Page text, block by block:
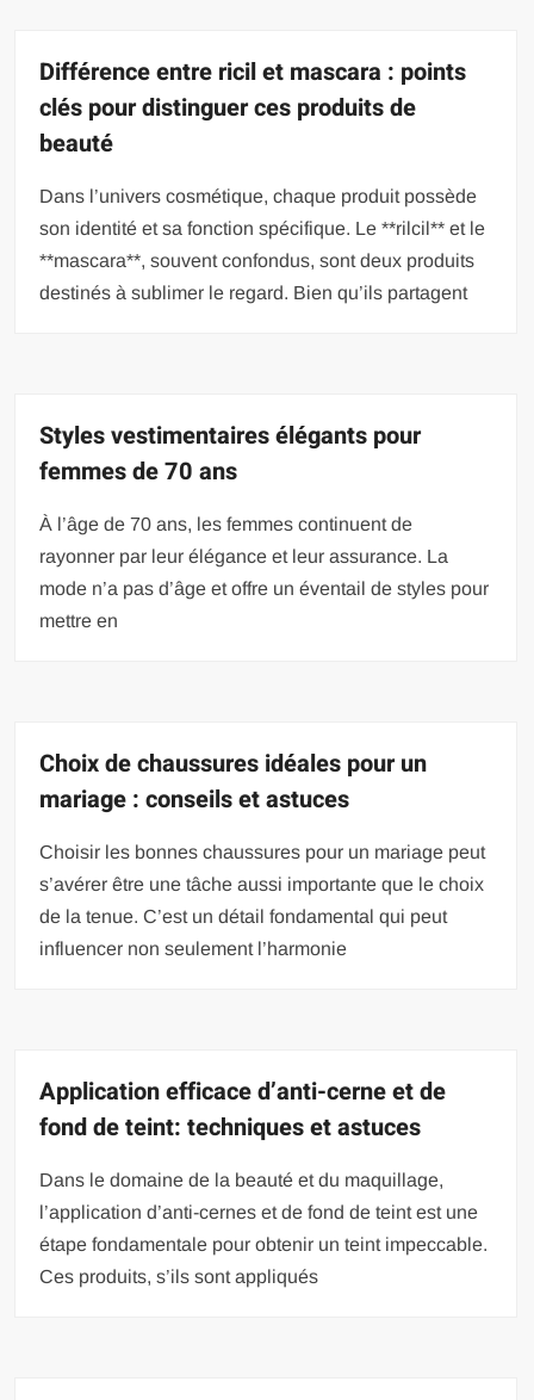
Différence entre ricil et mascara : points
clés pour distinguer ces produits de
beauté
Dans l’univers cosmétique, chaque produit possède
son identité et sa fonction spécifique. Le **rilcil** et le
**mascara**, souvent confondus, sont deux produits
destinés à sublimer le regard. Bien qu’ils partagent
Styles vestimentaires élégants pour
femmes de 70 ans
À l’âge de 70 ans, les femmes continuent de
rayonner par leur élégance et leur assurance. La
mode n’a pas d’âge et offre un éventail de styles pour
mettre en
Choix de chaussures idéales pour un
mariage : conseils et astuces
Choisir les bonnes chaussures pour un mariage peut
s’avérer être une tâche aussi importante que le choix
de la tenue. C’est un détail fondamental qui peut
influencer non seulement l’harmonie
Application efficace d’anti-cerne et de
fond de teint: techniques et astuces
Dans le domaine de la beauté et du maquillage,
l’application d’anti-cernes et de fond de teint est une
étape fondamentale pour obtenir un teint impeccable.
Ces produits, s’ils sont appliqués